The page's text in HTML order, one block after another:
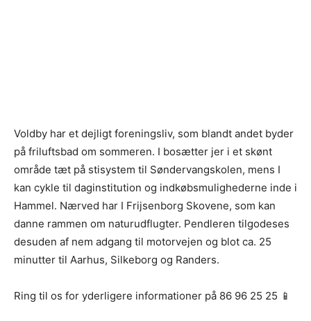
Voldby har et dejligt foreningsliv, som blandt andet byder
på friluftsbad om sommeren. I bosætter jer i et skønt
område tæt på stisystem til Søndervangskolen, mens I
kan cykle til daginstitution og indkøbsmulighederne inde i
Hammel. Nærved har I Frijsenborg Skovene, som kan
danne rammen om naturudflugter. Pendleren tilgodeses
desuden af nem adgang til motorvejen og blot ca. 25
minutter til Aarhus, Silkeborg og Randers.
Ring til os for yderligere informationer på 86 96 25 25 📱